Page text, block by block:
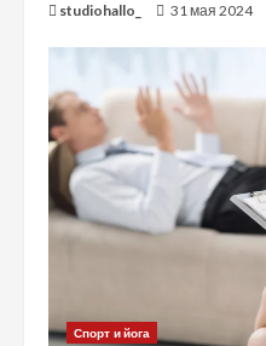
studiohallo_ 31 мая 2024
Спорт и йога